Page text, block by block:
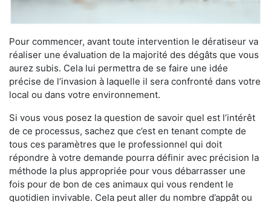
Pour commencer, avant toute intervention le dératiseur va
réaliser une évaluation de la majorité des dégâts que vous
aurez subis. Cela lui permettra de se faire une idée
précise de l’invasion à laquelle il sera confronté dans votre
local ou dans votre environnement.
Si vous vous posez la question de savoir quel est l’intérêt
de ce processus, sachez que c’est en tenant compte de
tous ces paramètres que le professionnel qui doit
répondre à votre demande pourra définir avec précision la
méthode la plus appropriée pour vous débarrasser une
fois pour de bon de ces animaux qui vous rendent le
quotidien invivable. Cela peut aller du nombre d’appât ou